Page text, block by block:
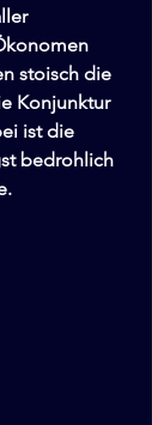
stoisch die
Konjunktur
ist die
bedrohlich